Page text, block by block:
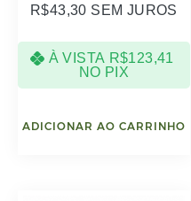
R$43,30 SEM JUROS
À VISTA R$123,41
NO PIX
ADICIONAR AO CARRINHO